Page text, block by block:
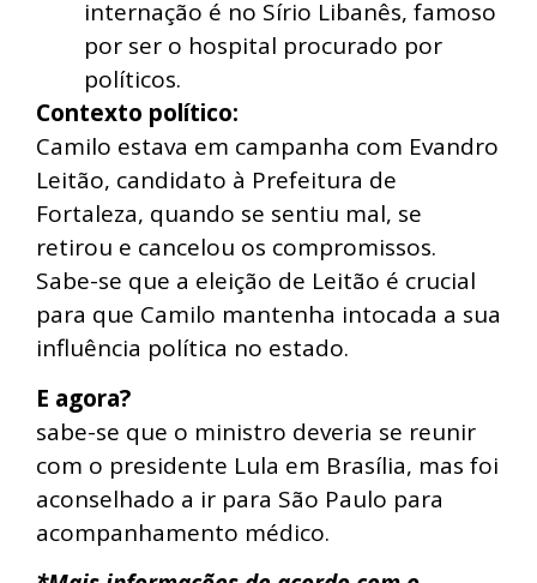
internação é no Sírio Libanês, famoso
por ser o hospital procurado por
políticos.
Contexto político:
Camilo estava em campanha com Evandro
Leitão, candidato à Prefeitura de
Fortaleza, quando se sentiu mal, se
retirou e cancelou os compromissos.
Sabe-se que a eleição de Leitão é crucial
para que Camilo mantenha intocada a sua
influência política no estado.
E agora?
sabe-se que o ministro deveria se reunir
com o presidente Lula em Brasília, mas foi
aconselhado a ir para São Paulo para
acompanhamento médico.